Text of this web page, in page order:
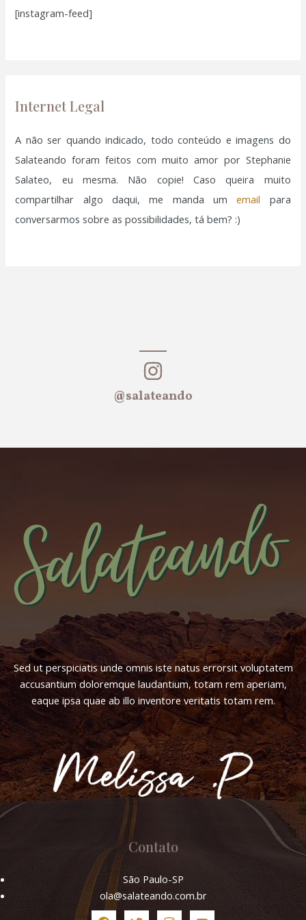
s
r
[instagram-feed]
Internet Legal
A não ser quando indicado, todo conteúdo e imagens do
Salateando foram feitos com muito amor por Stephanie
Salateo, eu mesma. Não copie! Caso queira muito
compartilhar algo daqui, me manda umemail para
conversarmos sobre as possibilidades, tá bem? :)
@salateando
Sed ut perspiciatis unde omnis iste natus errorsit voluptatem
accusantium doloremque laudantium, totam rem aperiam,
eaque ipsa quae ab illo inventore veritatis totam rem.
Contato
São Paulo-SP
ola@salateando.com.br